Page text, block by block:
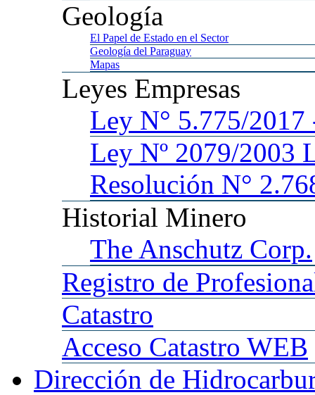
Geología
El Papel de Estado en el Sector
Geología del Paraguay
Mapas
Leyes Empresas
Ley N° 5.775/
Ley Nº 2079/2003
Resolución N°
Historial Minero
The Anschutz Corp.
Registro de
Catastro
Acceso Catastro WEB
Dirección de